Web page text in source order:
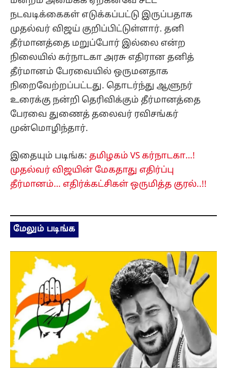
நடவடிக்கைகள் எடுக்கப்பட்டு இருப்பதாக
முதல்வர் விஜய் குறிப்பிட்டுள்ளார். தனி
தீர்மானத்தை மறுப்போர் இல்லை என்ற
நிலையில் கர்நாடகா அரசு எதிரான தனித்
தீர்மானம் பேரவையில் ஒருமனதாக
நிறைவேற்றப்பட்டது. தொடர்ந்து ஆளுநர்
உரைக்கு நன்றி தெரிவிக்கும் தீர்மானத்தை
பேரவை துணைத் தலைவர் ரவிசங்கர்
முன்மொழிந்தார்.
இதையும் படிங்க: தமிழகம் VS கர்நாடகா…!
முதல்வர் விஜயின் மேகதாது எதிர்ப்பு
தீர்மானம்… எதிர்க்கட்சிகள் ஒருமித்த குரல்..!!
மேலும் படிங்க